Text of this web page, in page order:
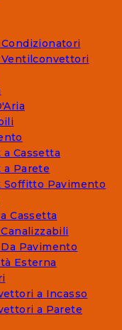
Cassetta
Parete
Soffitto Pavimento
Cassetta
Pavimento
Esterna
a Incasso
a Parete